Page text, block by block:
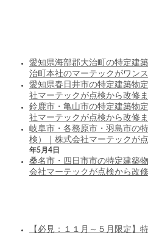
愛知県海部郡大治町の特定建
治町本社のマーテックがワン
愛知県春日井市の特定建築物
社マーテックが点検から改修
鈴鹿市・亀山市の特定建築物
社マーテックが点検から改修
岐阜市・各務原市・羽島市の
検）｜株式会社マーテックが
年5月4日
桑名市・四日市市の特定建築
会社マーテックが点検から改
【必見：１１月～５月限定】